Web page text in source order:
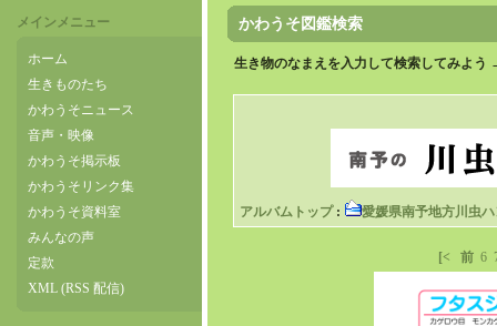
メインメニュー
ホーム
生きものたち
かわうそニュース
音声・映像
かわうそ掲示板
かわうそリンク集
かわうそ資料室
みんなの声
定款
XML (RSS 配信)
かわうそ図鑑検索
生き物のなまえを入力して検索してみよう
アルバムトップ: 愛媛県南予地方川虫
[< 前 6